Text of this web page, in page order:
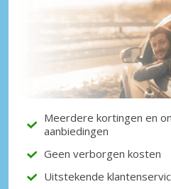
Inloggen
Meerdere kortingen en
aanbiedingen
Geen verborgen kosten
Uitstekende